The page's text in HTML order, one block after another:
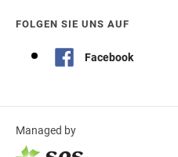
FOLGEN SIE UNS AUF
Facebook
Managed by